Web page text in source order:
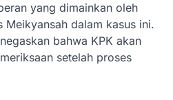
yang dimainkan oleh
Meikyansah dalam kasus ini.
bahwa KPK akan
setelah proses